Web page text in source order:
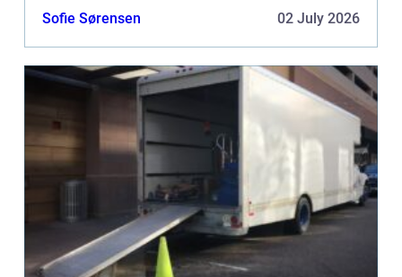
relation til regnskab, fremskrivninger, stat...
Sofie Sørensen 02 July 2026